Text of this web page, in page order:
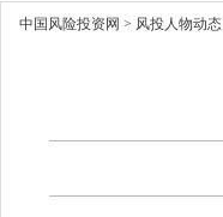
中国风险投资网 > 风投人物动态